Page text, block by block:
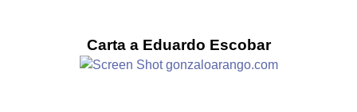
Carta a Eduardo Escobar